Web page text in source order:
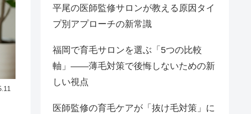
平尾の医師監修サロンが教える原因タイ
プ別アプローチの新常識
福岡で育毛サロンを選ぶ「5つの比較
軸」——薄毛対策で後悔しないための新
しい視点
医師監修の育毛ケアが「抜け毛対策」に